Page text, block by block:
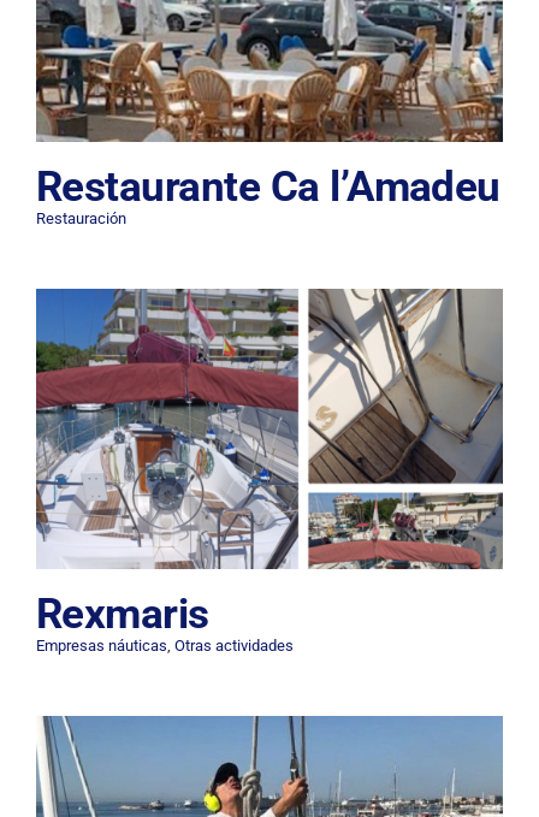
Restaurante Ca l’Amadeu
Restauración
Rexmaris
Empresas náuticas Otras actividades